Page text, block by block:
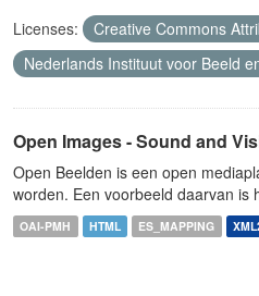
Licenses: Creative Commons
Nederlands Instituut voor Beeld
Open Images - Sound and
Open Beelden is een open
worden. Een voorbeeld daarvan is
OAI-PMH HTML ES_MAPPING